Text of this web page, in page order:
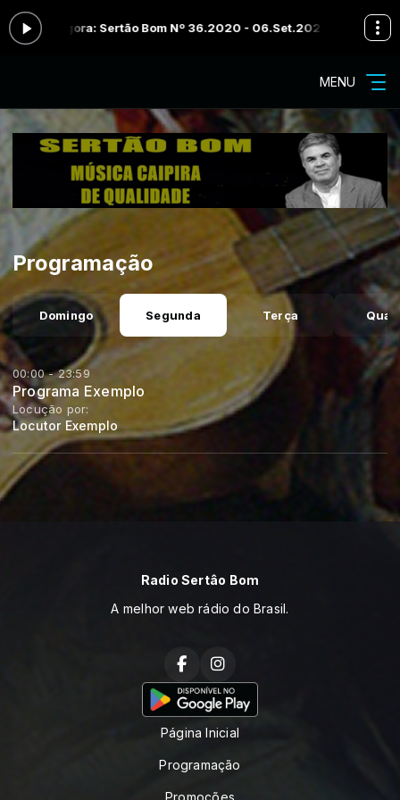
agora: Sertão Bom Nº 36.2020 - 06.Set.2020 - Bloco 03
MENU
Programação
Domingo Segunda Terça
00:00 - 23:59
Programa Exemplo
Locução por:
Locutor Exemplo
Radio Sertâo Bom
A melhor web rádio do Brasil.
Página Inicial
Programação
Promoções